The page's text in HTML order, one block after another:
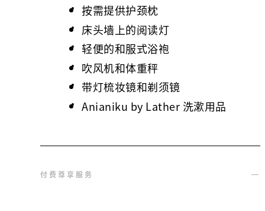
按需提供护颈枕
床头墙上的阅读灯
轻便的和服式浴袍
吹风机和体重秤
带灯梳妆镜和剃须镜
Anianiku by Lather 洗漱用品
付费尊享服务